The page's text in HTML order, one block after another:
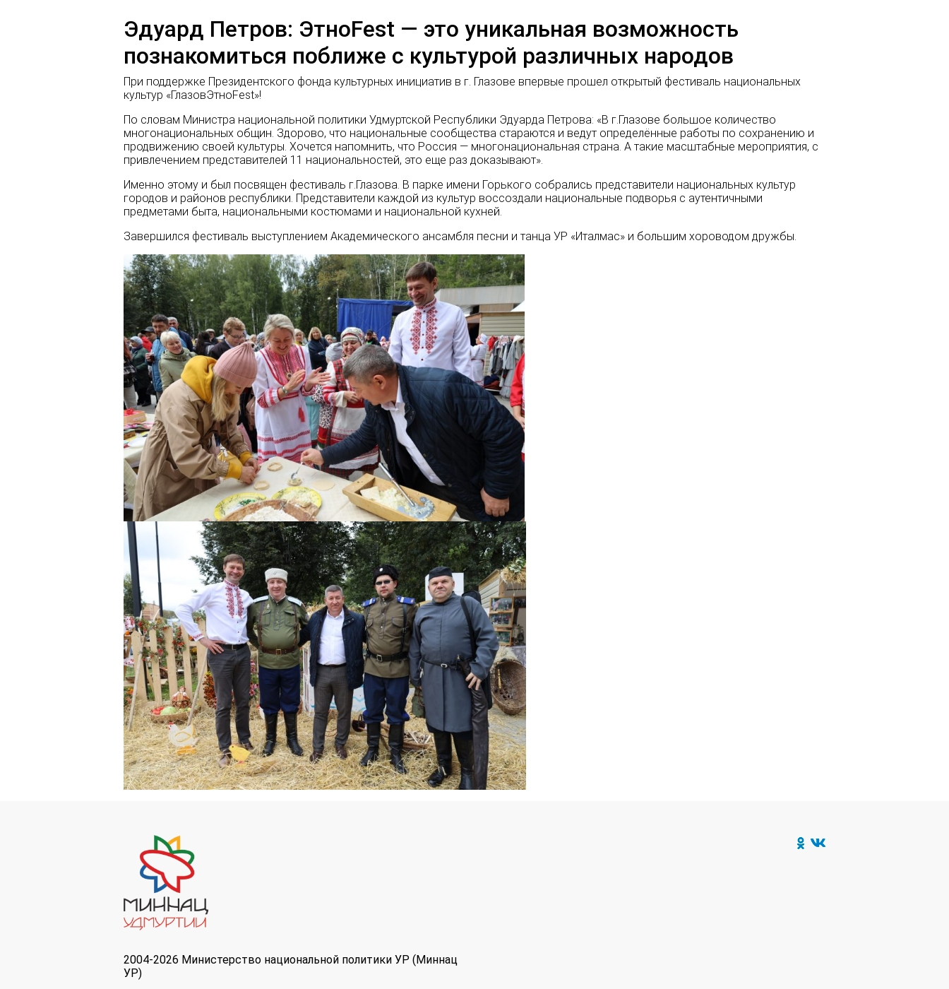
Эдуард Петров: ЭтноFest — это уникальная возможность
познакомиться поближе с культурой различных народов
При поддержке Президентского фонда культурных инициатив в г. Глазове впервые прошел открытый фестиваль национальных
культур «ГлазовЭтноFest»!
По словам Министра национальной политики Удмуртской Республики Эдуарда Петрова: «В г.Глазове большое количество
многонациональных общин. Здорово, что национальные сообщества стараются и ведут определённые работы по сохранению и
продвижению своей культуры. Хочется напомнить, что Россия — многонациональная страна. А такие масштабные мероприятия, с
привлечением представителей 11 национальностей, это еще раз доказывают».
Именно этому и был посвящен фестиваль г.Глазова. В парке имени Горького собрались представители национальных культур
городов и районов республики. Представители каждой из культур воссоздали национальные подворья с аутентичными
предметами быта, национальными костюмами и национальной кухней.
Завершился фестиваль выступлением Академического ансамбля песни и танца УР «Италмас» и большим хороводом дружбы.
2004-2026 Министерство национальной политики УР (Миннац
УР)